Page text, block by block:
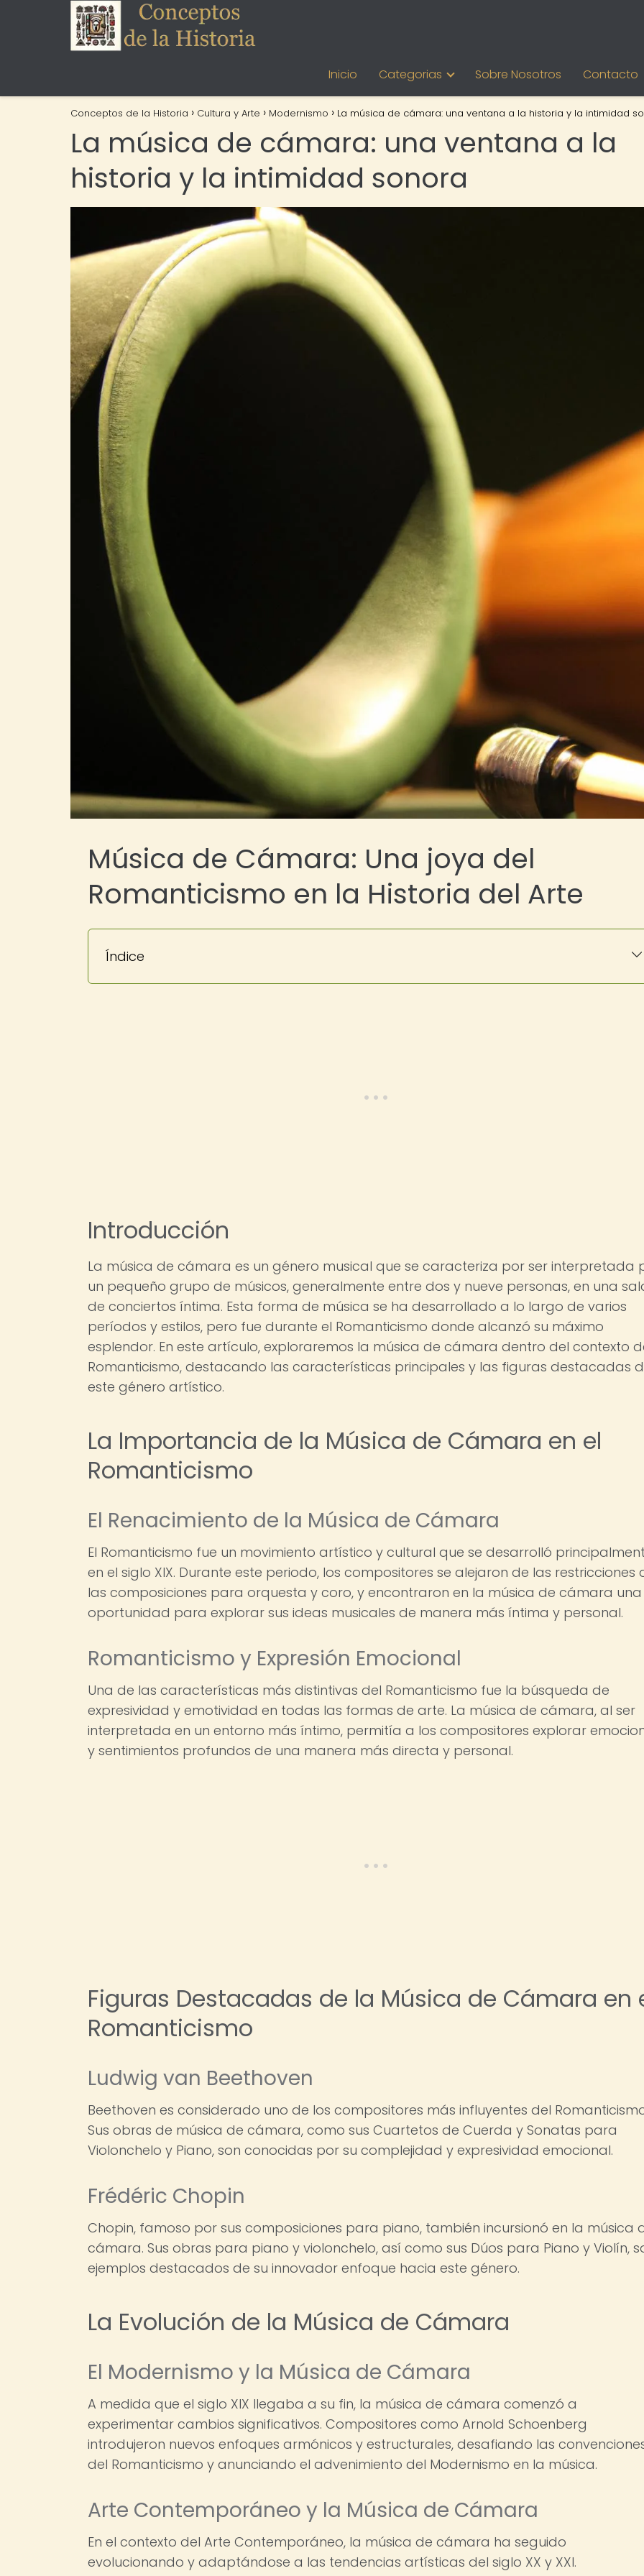
Inicio Categorias Sobre Nosotros Contacto
Conceptos de la Historia Cultura y Arte Modernismo La música de cámara: una ventana a la historia y la intimidad
La música de cámara: una ventana a la
historia y la intimidad sonora
Música de Cámara: Una joya del
Romanticismo en la Historia del Arte
Índice
Introducción
La música de cámara es un género musical que se caracteriza por ser interpretada
un pequeño grupo de músicos, generalmente entre dos y nueve personas, en una
de conciertos íntima. Esta forma de música se ha desarrollado a lo largo de varios
períodos y estilos, pero fue durante el Romanticismo donde alcanzó su máximo
esplendor. En este artículo, exploraremos la música de cámara dentro del contexto
Romanticismo, destacando las características principales y las figuras destacadas
este género artístico.
La Importancia de la Música de Cámara en el
Romanticismo
El Renacimiento de la Música de Cámara
El Romanticismo fue un movimiento artístico y cultural que se desarrolló
en el siglo XIX. Durante este periodo, los compositores se alejaron de las restricciones
las composiciones para orquesta y coro, y encontraron en la música de cámara una
oportunidad para explorar sus ideas musicales de manera más íntima y personal.
Romanticismo y Expresión Emocional
Una de las características más distintivas del Romanticismo fue la búsqueda de
expresividad y emotividad en todas las formas de arte. La música de cámara, al ser
interpretada en un entorno más íntimo, permitía a los compositores explorar
y sentimientos profundos de una manera más directa y personal.
Figuras Destacadas de la Música de Cámara en
Romanticismo
Ludwig van Beethoven
Beethoven es considerado uno de los compositores más influyentes del
Sus obras de música de cámara, como sus Cuartetos de Cuerda y Sonatas para
Violonchelo y Piano, son conocidas por su complejidad y expresividad emocional.
Frédéric Chopin
Chopin, famoso por sus composiciones para piano, también incursionó en la música
cámara. Sus obras para piano y violonchelo, así como sus Dúos para Piano y Violín,
ejemplos destacados de su innovador enfoque hacia este género.
La Evolución de la Música de Cámara
El Modernismo y la Música de Cámara
A medida que el siglo XIX llegaba a su fin, la música de cámara comenzó a
experimentar cambios significativos. Compositores como Arnold Schoenberg
introdujeron nuevos enfoques armónicos y estructurales, desafiando las
del Romanticismo y anunciando el advenimiento del Modernismo en la música.
Arte Contemporáneo y la Música de Cámara
En el contexto del Arte Contemporáneo, la música de cámara ha seguido
evolucionando y adaptándose a las tendencias artísticas del siglo XX y XXI.